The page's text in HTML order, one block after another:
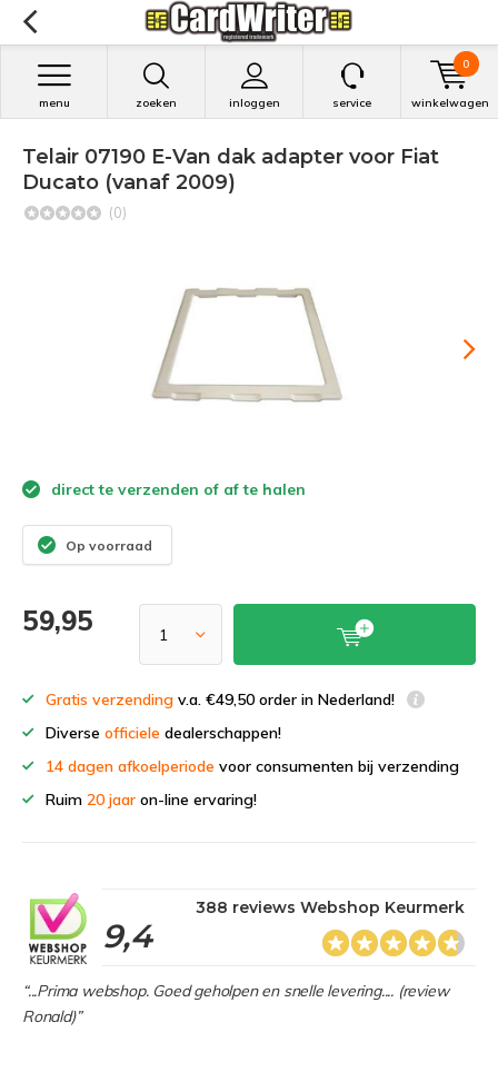
zoeken inloggen
menu service winkelwagen
0
Telair 07190 E-Van dak adapter voor Fiat
Ducato (vanaf 2009)
(0)
direct te verzenden of af te halen
Op voorraad
59,95
Gratis verzending v.a. €49,50 order in Nederland!
Diverse officiele dealerschappen!
14 dagen afkoelperiode voor consumenten bij verzending
Ruim 20 jaar on-line ervaring!
9,4
388 reviews Webshop Keurmerk
“...Prima webshop. Goed geholpen en snelle levering.... (review
Ronald)”